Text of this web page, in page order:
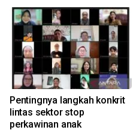
Pentingnya langkah konkrit
lintas sektor stop
perkawinan anak